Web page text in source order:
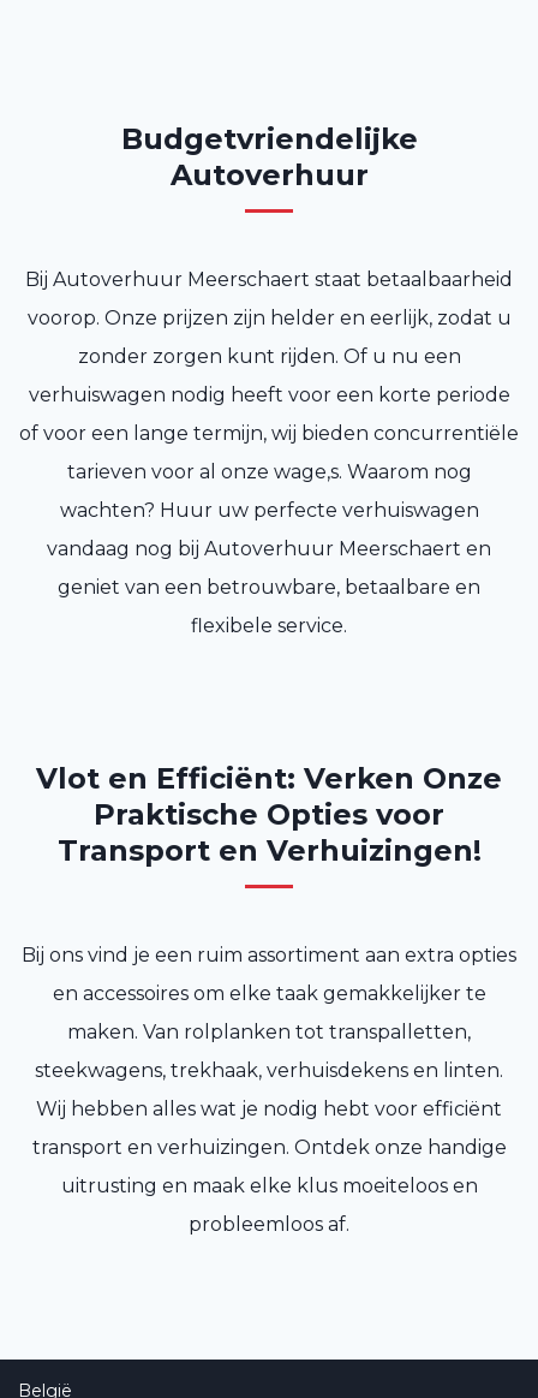
Budgetvriendelijke
Autoverhuur
Bij Autoverhuur Meerschaert staat betaalbaarheid
voorop. Onze prijzen zijn helder en eerlijk, zodat u
zonder zorgen kunt rijden. Of u nu een
verhuiswagen nodig heeft voor een korte periode
of voor een lange termijn, wij bieden concurrentiële
tarieven voor al onze wage,s. Waarom nog
wachten? Huur uw perfecte verhuiswagen
vandaag nog bij Autoverhuur Meerschaert en
geniet van een betrouwbare, betaalbare en
flexibele service.
Vlot en Efficiënt: Verken Onze
Praktische Opties voor
Transport en Verhuizingen!
Bij ons vind je een ruim assortiment aan extra opties
en accessoires om elke taak gemakkelijker te
maken. Van rolplanken tot transpalletten,
steekwagens, trekhaak, verhuisdekens en linten.
Wij hebben alles wat je nodig hebt voor efficiënt
transport en verhuizingen. Ontdek onze handige
uitrusting en maak elke klus moeiteloos en
probleemloos af.
België